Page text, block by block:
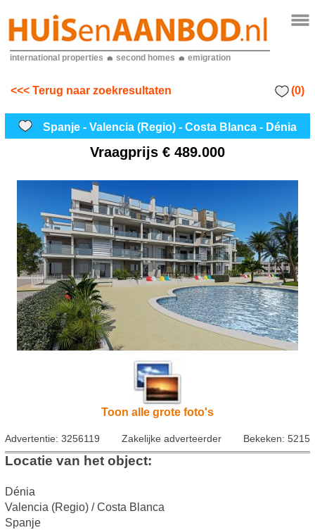
international properties second homes emigration
<<< Terug naar zoekresultaten (0)
Spanje - Valencia (Regio) - Costa Blanca - Dénia
Vraagprijs € 489.000
Toon alle grote foto's
Advertentie: 3256119 Zakelijke adverteerder Bekeken: 5215
Locatie van het object:
Dénia
Valencia (Regio) / Costa Blanca
Spanje